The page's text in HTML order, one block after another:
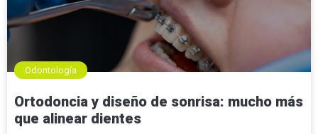
Odontología
Ortodoncia y diseño de sonrisa: mucho más
que alinear dientes